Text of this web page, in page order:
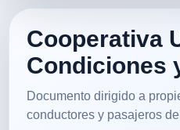
Cooperativa
Condiciones
Documento dirigido a
conductores y pasajeros